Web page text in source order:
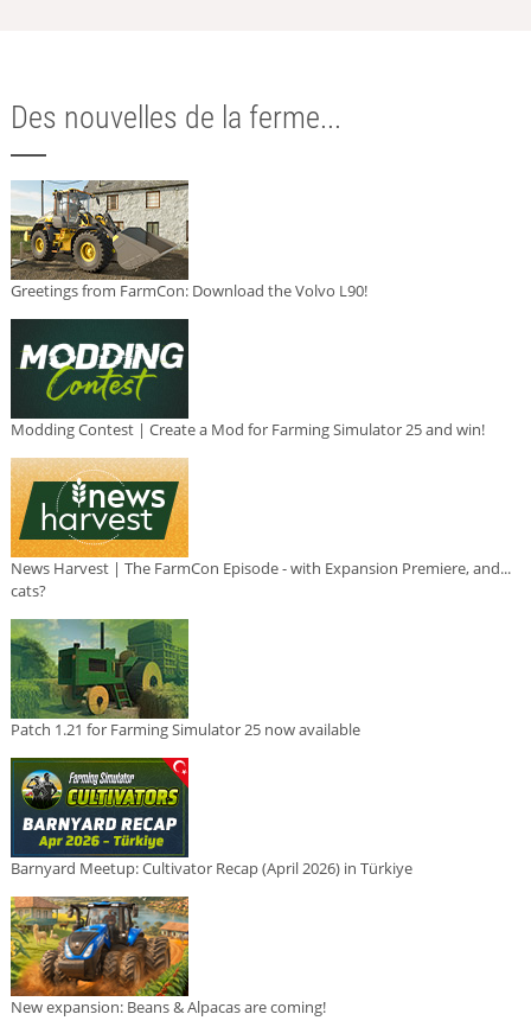
Des nouvelles de la ferme...
Greetings from FarmCon: Download the Volvo L90!
Modding Contest | Create a Mod for Farming Simulator 25 and win!
News Harvest | The FarmCon Episode - with Expansion Premiere, and...
cats?
Patch 1.21 for Farming Simulator 25 now available
Barnyard Meetup: Cultivator Recap (April 2026) in Türkiye
New expansion: Beans & Alpacas are coming!